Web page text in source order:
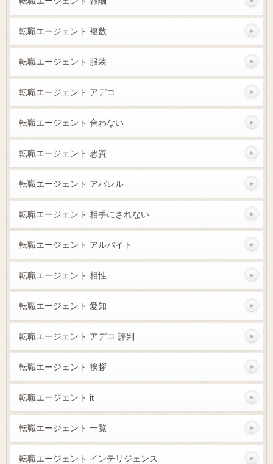
転職エージェント 複数
転職エージェント 服装
転職エージェント アデコ
転職エージェント 合わない
転職エージェント 悪質
転職エージェント アパレル
転職エージェント 相手にされない
転職エージェント アルバイト
転職エージェント 相性
転職エージェント 愛知
転職エージェント アデコ 評判
転職エージェント 挨拶
転職エージェント it
転職エージェント 一覧
転職エージェント インテリジェンス